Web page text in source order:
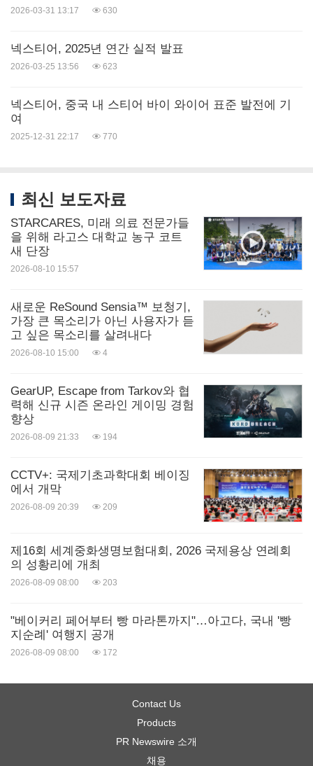
2026-03-31 13:17 630
넥스티어, 2025년 연간 실적 발표
2026-03-25 13:56 623
넥스티어, 중국 내 스티어 바이 와이어 표준 발전에 기
여
2025-12-31 22:17 770
최신 보도자료
STARCARES, 미래 의료 전문가들
을 위해 라고스 대학교 농구 코트
새 단장
2026-08-10 15:57
새로운 ReSound Sensia™ 보청기,
가장 큰 목소리가 아닌 사용자가 듣
고 싶은 목소리를 살려내다
2026-08-10 15:00 4
GearUP, Escape from Tarkov와 협
력해 신규 시즌 온라인 게이밍 경험
향상
2026-08-09 21:33 194
CCTV+: 국제기초과학대회 베이징
에서 개막
2026-08-09 20:39 209
제16회 세계중화생명보험대회, 2026 국제용상 연례회
의 성황리에 개최
2026-08-09 08:00 203
"베이커리 페어부터 빵 마라톤까지"…아고다, 국내 '빵
지순례' 여행지 공개
2026-08-09 08:00 172
Contact Us
Products
PR Newswire 소개
채용